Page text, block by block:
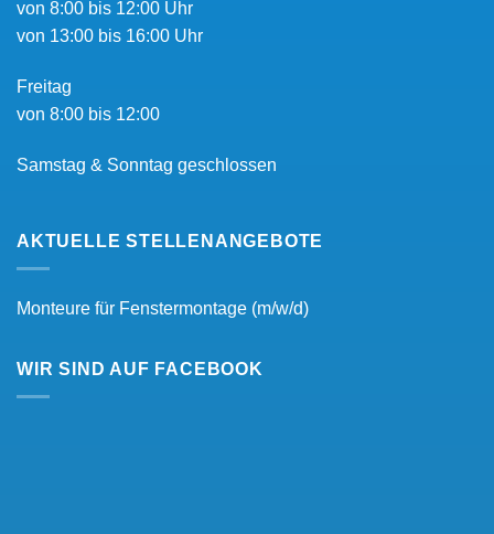
von 8:00 bis 12:00 Uhr
von 13:00 bis 16:00 Uhr
Freitag
von 8:00 bis 12:00
Samstag & Sonntag geschlossen
AKTUELLE STELLENANGEBOTE
Monteure für Fenstermontage (m/w/d)
WIR SIND AUF FACEBOOK